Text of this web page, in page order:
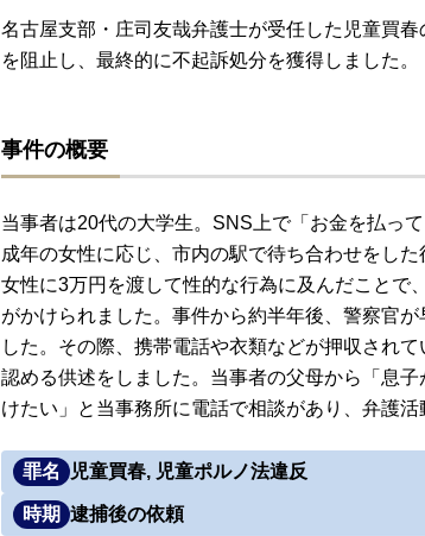
名古屋支部・庄司友哉弁護士が受任した児童買
を阻止し、最終的に不起訴処分を獲得しました。
事件の概要
当事者は20代の大学生。SNS上で「お金を払っ
成年の女性に応じ、市内の駅で待ち合わせをし
女性に3万円を渡して性的な行為に及んだことで
がかけられました。事件から約半年後、警察官
した。その際、携帯電話や衣類などが押収され
認める供述をしました。当事者の父母から「息
けたい」と当事務所に電話で相談があり、弁護活
罪名 児童買春, 児童ポルノ法違反
時期 逮捕後の依頼